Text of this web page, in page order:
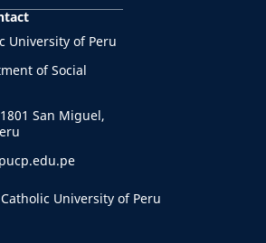
University of Peru
of Social
San Miguel,
University of Peru